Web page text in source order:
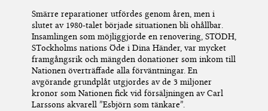
Smärre reparationer utfördes genom åren, men i
slutet av 1980-talet började situationen bli ohållbar.
Insamlingen som möjliggjorde en renovering, STÖDH,
STockholms nations Öde i Dina Händer, var mycket
framgångsrik och mängden donationer som inkom till
Nationen överträffade alla förväntningar. En
avgörande grundplåt utgjordes av de 3 miljoner
kronor som Nationen fick vid försäljningen av Carl
Larssons akvarell ”Esbjörn som tänkare”.